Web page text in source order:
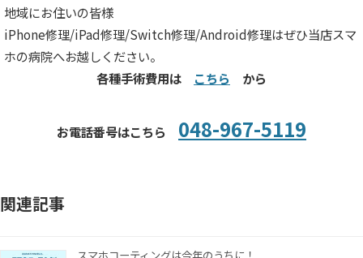
地域にお住いの皆様
iPhone修理/iPad修理/Switch修理/Android修理はぜひ当店スマ
ホの病院へお越しください。
各種手術費用は こちら から
お電話番号はこちら 048-967-5119
関連記事
スマホコーティングは今年のうちに！